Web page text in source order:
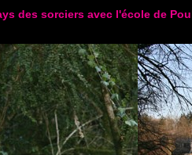
des sorciers avec l'école de